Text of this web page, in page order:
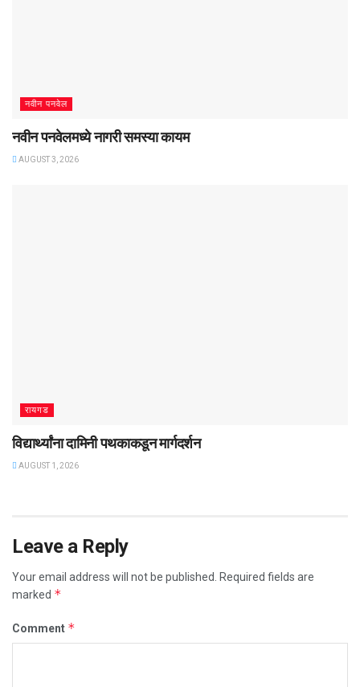
नवीन पनवेल
नवीन पनवेलमध्ये नागरी समस्या कायम
AUGUST 3, 2026
रायगड
विद्यार्थ्यांना दामिनी पथकाकडून मार्गदर्शन
AUGUST 1, 2026
Leave a Reply
Your email address will not be published.
Required fields are
marked *
Comment *